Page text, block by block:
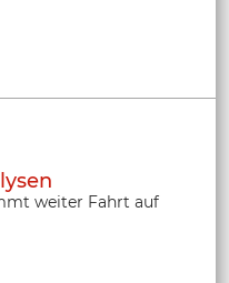
weiter Fahrt auf